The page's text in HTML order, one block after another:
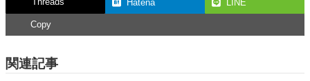
Hatena LINE
Copy
関連記事